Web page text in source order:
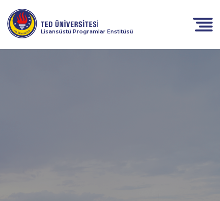
Lisansüstü Programlar Enstitüsü